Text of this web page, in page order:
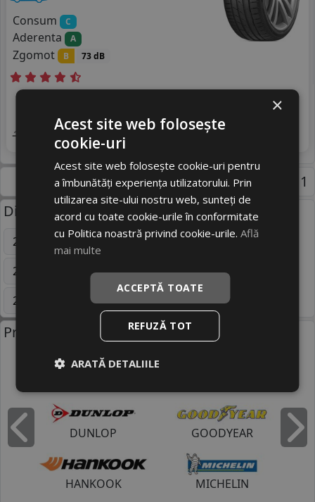
Consum
C
Aderenta A
Zgomot B 73 dB
1371
RON
1672 RON
Discount 18
4 Adauga in cos
Pagina 1
Dimensiuni uzuale anvelope:
205/55 R16 195/65 R15
225/45 R17
215/70 R15C
225/45 R18
225/55 R18
225/55 R17
225/55 R19 Mai multe
Producatori anvelope:
DUNLOP GOODYEAR
HANKOOK MICHELIN
Inapoi
×
Acest site web folosește
cookie-uri
Acest site web folosește cookie-uri pentru
a îmbunătăți experiența utilizatorului. Prin
utilizarea site-ului nostru web, sunteți de
acord cu toate cookie-urile în conformitate
cu Politica noastră privind cookie-urile.Află
mai multe
ACCEPTĂ TOATE
REFUZĂ TOT
ARATĂ DETALIILE